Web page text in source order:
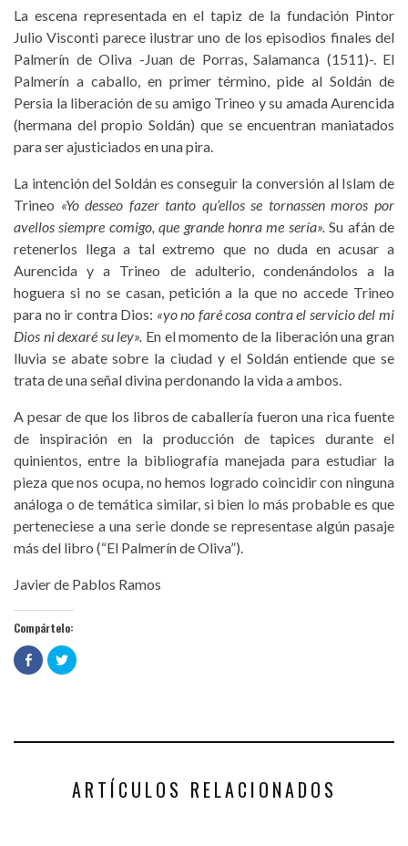
La escena representada en el tapiz de la fundación Pintor
Julio Visconti parece ilustrar uno de los episodios finales del
Palmerín de Oliva -Juan de Porras, Salamanca (1511)-. El
Palmerín a caballo, en primer término, pide al Soldán de
Persia la liberación de su amigo Trineo y su amada Aurencida
(hermana del propio Soldán) que se encuentran maniatados
para ser ajusticiados en una pira.
La intención del Soldán es conseguir la conversión al Islam de
Trineo «Yo desseo fazer tanto qu’ellos se tornassen moros por
avellos siempre comigo, que grande honra me sería».Su afán de
retenerlos llega a tal extremo que no duda en acusar a
Aurencida y a Trineo de adulterio, condenándolos a la
hoguera si no se casan, petición a la que no accede Trineo
para no ir contra Dios: «yo no faré cosa contra el servicio del mi
Dios ni dexaré su ley». En el momento de la liberación una gran
lluvia se abate sobre la ciudad y el Soldán entiende que se
trata de una señal divina perdonando la vida a ambos.
A pesar de que los libros de caballería fueron una rica fuente
de inspiración en la producción de tapices durante el
quinientos, entre la bibliografía manejada para estudiar la
pieza que nos ocupa, no hemos logrado coincidir con ninguna
análoga o de temática similar, si bien lo más probable es que
perteneciese a una serie donde se representase algún pasaje
más del libro (“El Palmerín de Oliva”).
Javier de Pablos Ramos
Compártelo:
Haz
clic
para
en
Haz
clic
en
ARTÍCULOS RELACIONADOS